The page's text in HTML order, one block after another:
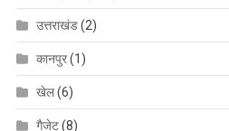
उत्तराखंड(2)
कानपुर(1)
खेल(6)
गैजेट(8)